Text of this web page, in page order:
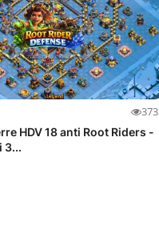
373
HDV 18 anti Root Riders -
3...